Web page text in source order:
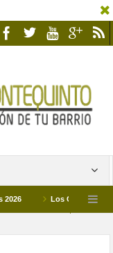
Los Campus de